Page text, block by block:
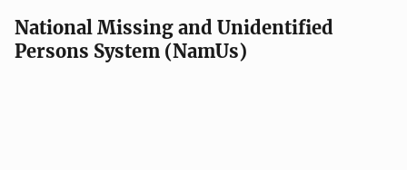
National Missing and Unidentified
Persons System (NamUs)